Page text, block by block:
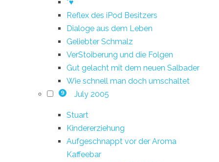
*♥
Reflex des iPod Besitzers
Dialoge aus dem Leben
Geliebter Schmalz
VerStoiberung und die Folgen
Gut gelacht mit dem neuen Salbader
Wie schnell man doch umschaltet
9 July 2005
Stuart
Kindererziehung
Aufgeschnappt vor der Aroma
Kaffeebar